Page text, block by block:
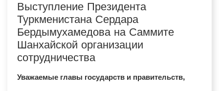
Выступление Президента
Туркменистана Сердара
Бердымухамедова на Саммите
Шанхайской организации
сотрудничества
Уважаемые главы государств и правительств,